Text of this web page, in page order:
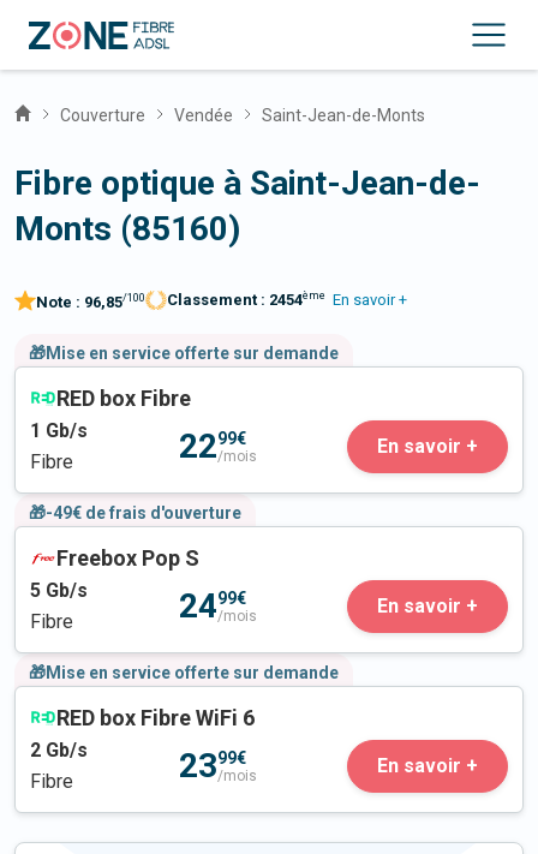
Couverture Vendée Saint-Jean-de-Monts
Fibre optique à Saint-Jean-de-
Monts (85160)
Note : 96,85/100 Classement : 2454ème En savoir +
🎁Mise en service offerte sur demande
RED box Fibre
1 Gb/s
Fibre
2299€
/mois En savoir +
🎁-49€ de frais d'ouverture
Freebox Pop S
5 Gb/s
Fibre
2499€
/mois En savoir +
🎁Mise en service offerte sur demande
RED box Fibre WiFi 6
2 Gb/s
Fibre
2399€
/mois En savoir +